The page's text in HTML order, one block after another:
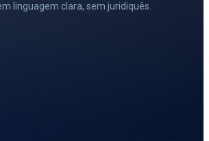
linguagem clara, sem juridiquês.